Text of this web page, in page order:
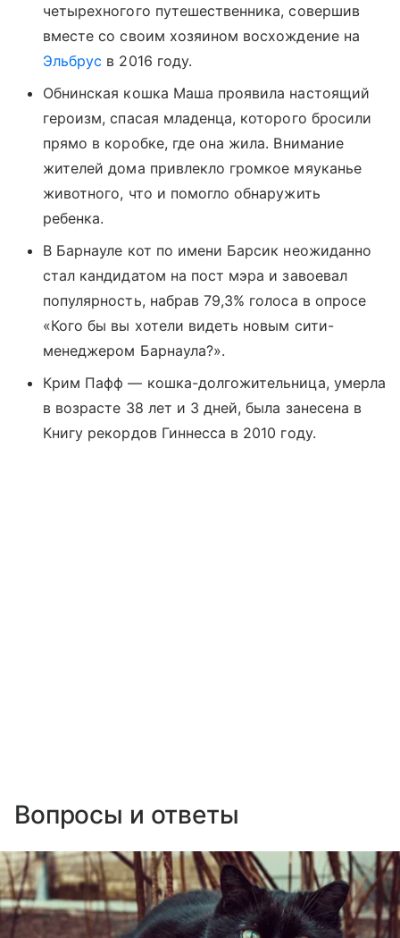
четырехногого путешественника, совершив
вместе со своим хозяином восхождение на
Эльбрус в 2016 году.
Обнинская кошка Маша проявила настоящий
героизм, спасая младенца, которого бросили
прямо в коробке, где она жила. Внимание
жителей дома привлекло громкое мяуканье
животного, что и помогло обнаружить
ребенка.
В Барнауле кот по имени Барсик неожиданно
стал кандидатом на пост мэра и завоевал
популярность, набрав 79,3% голоса в опросе
«Кого бы вы хотели видеть новым сити-
менеджером Барнаула?».
Крим Пафф — кошка-долгожительница, умерла
в возрасте 38 лет и 3 дней, была занесена в
Книгу рекордов Гиннесса в 2010 году.
Вопросы и ответы